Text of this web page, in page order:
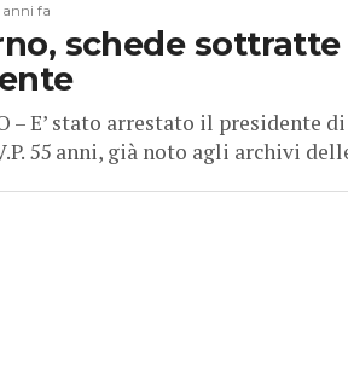
anni fa
schede
– E’ stato arrestato il presidente
55 anni, già noto agli archivi